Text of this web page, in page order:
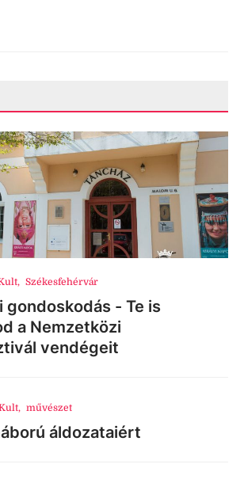
, Székesfehérvár
gondoskodás - Te is
a Nemzetközi
vendégeit
, művészet
áldozataiért